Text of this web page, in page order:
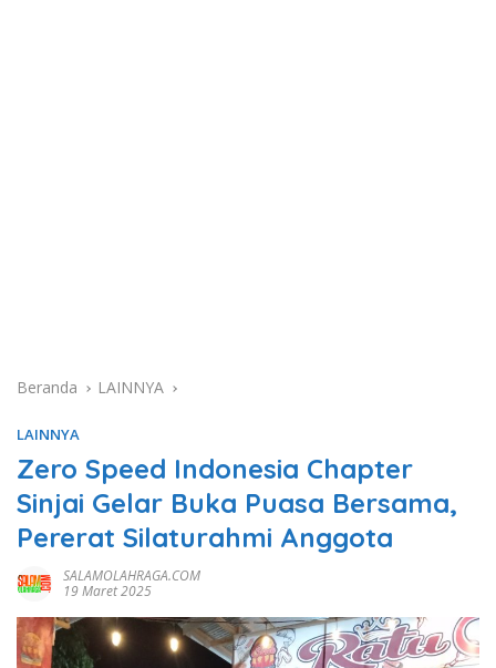
Beranda LAINNYA
LAINNYA
Zero Speed Indonesia Chapter
Sinjai Gelar Buka Puasa Bersama,
Pererat Silaturahmi Anggota
SALAMOLAHRAGA.COM
19 Maret 2025